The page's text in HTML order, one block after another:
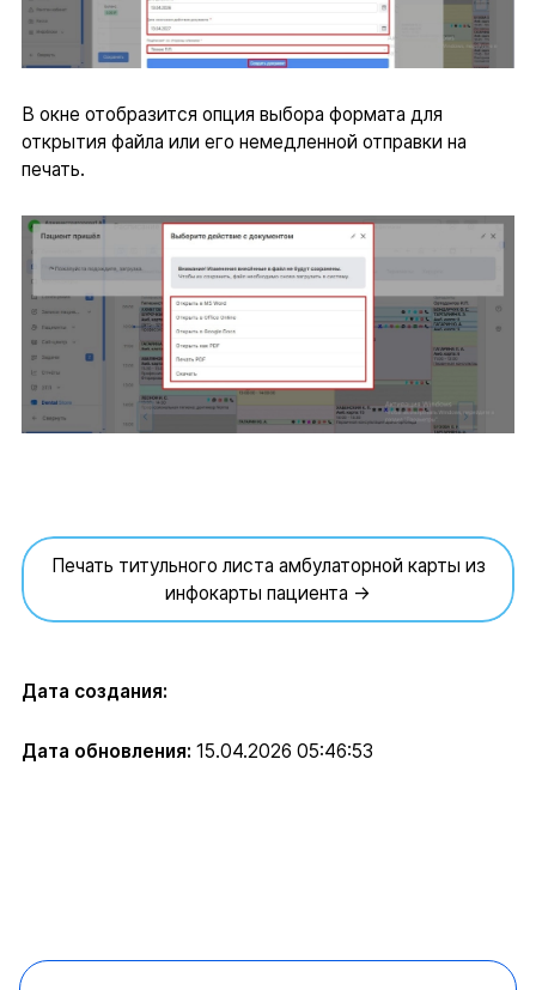
В окне отобразится опция выбора формата для
открытия файла или его немедленной отправки на
печать.
Печать титульного листа амбулаторной карты из
инфокарты пациента →
Дата создания:
Дата обновления: 15.04.2026 05:46:53